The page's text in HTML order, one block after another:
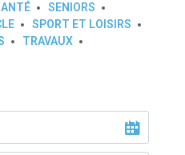
SENIORS
SPORT ET LOISIRS
TRAVAUX